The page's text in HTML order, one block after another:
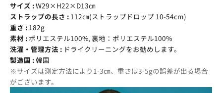
サイズ :W29×H22×D13㎝
ストラップの長さ : 112㎝(ストラップドロップ 10-54cm)
重さ : 182g
素材 : ポリエステル100%, 裏地：ポリエステル100%
洗濯・管理方法 : ドライクリーニングをお勧めします。
製造国 :韓国
※サイズは測定方法により1-3㎝、重さは3-5gの誤差が出る場合
がございます。